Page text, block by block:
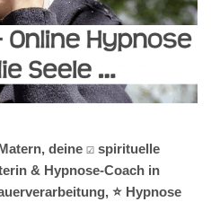
deine ☑️ spirituelle
& Hypnose-Coach in
⭐ Hypnose